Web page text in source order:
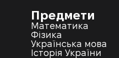
Предмети
Математика
Фізика
Українська мова
Історія України